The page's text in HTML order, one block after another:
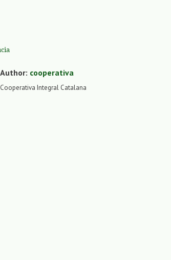
Author: cooperativa
Cooperativa Integral Catalana